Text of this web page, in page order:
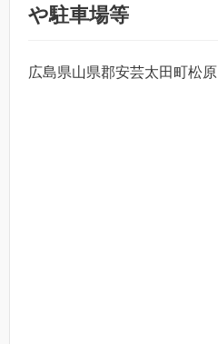
や駐車場等
広島県山県郡安芸太田町松原